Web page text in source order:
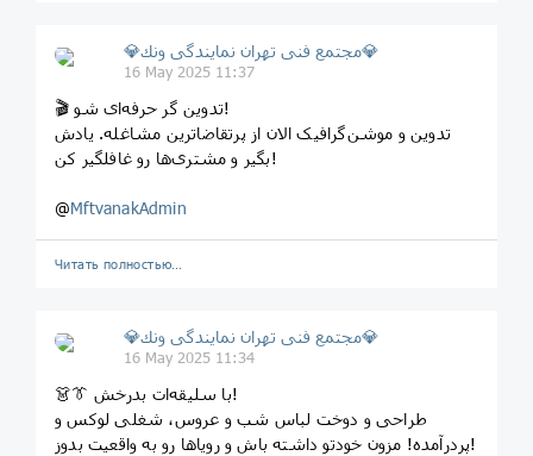
💎مجتمع فنى تهران نمايندگى ونك💎
16 May 2025 11:37
🎬 تدوين گر حرفه‌ای شو!
تدوین و موشن‌گرافیک الان از پرتقاضاترین مشاغله. یادش
بگیر و مشتری‌ها رو غافلگیر کن!
@MftvanakAdmin
Читать полностью…
💎مجتمع فنى تهران نمايندگى ونك💎
16 May 2025 11:34
👗👔 با سلیقه‌ات بدرخش!
طراحی و دوخت لباس شب و عروس، شغلی لوکس و
پردرآمده! مزون خودتو داشته باش و رویاها رو به واقعیت بدوز!